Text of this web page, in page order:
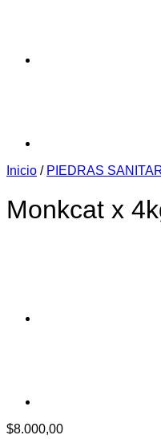
Inicio / PIEDRAS
Monkcat x
$8.000,00